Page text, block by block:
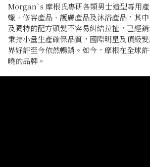
Morgan`s 摩根氏專研各類男士造型專用
蠟、修容產品、護膚產品及沐浴產品，其中
及獨特的配方頭髮不容易糾結拉扯，已經
秉持小量生產確保品質，國際明星及頂級
界好評至今依然暢銷。如今，摩根在全球
曉的品牌。